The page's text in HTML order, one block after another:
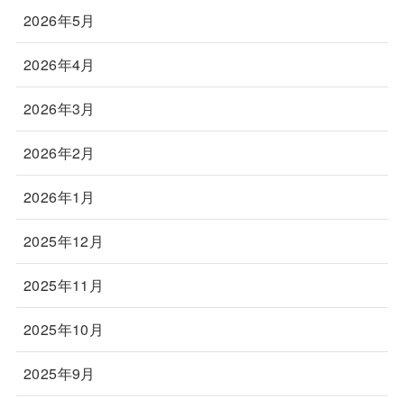
2026年5月
2026年4月
2026年3月
2026年2月
2026年1月
2025年12月
2025年11月
2025年10月
2025年9月